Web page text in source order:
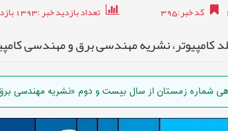
کد خبر:
395 تعداد بازدید خبر:1393
نشریه مهندسی برق و مهندسی
شماره زمستان از سال بیست و دوم «نشریه مهندسی برق